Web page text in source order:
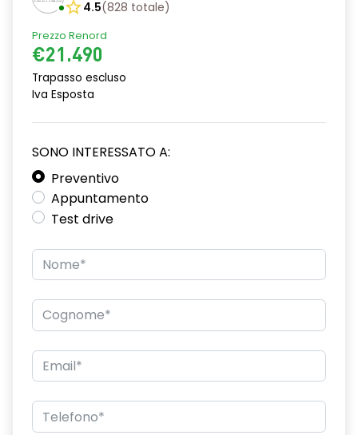
e lane centering)
Fari fendinebbia LED con funzione cornering
Fari posteriori LED
Fascia plancia verniciata in tinta carrozzeria
Indicatore di direzione con luci di posizione anteriori a led
Keyless entry con proximity sensors
Keyless-Go
Libretto istruzioni in italiano
Luce plafoniera led
Maniglie interne porte cromate
Montante Glossy black
4.5(828 totale)
Prezzo Renord
€21.490
Trapasso escluso
Iva Esposta
SONO INTERESSATO A:
Preventivo
Appuntamento
Test drive